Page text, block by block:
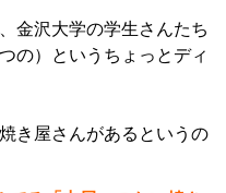
金沢大学の学生さんたち
の）というちょっとディ
き屋さんがあるというの